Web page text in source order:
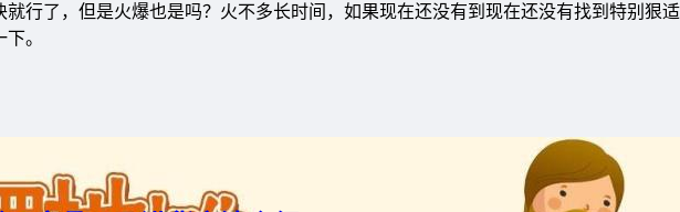
行了，但是火爆也是吗？火不多长时间，如果现在还没有到现在还没有找到特别狠
。